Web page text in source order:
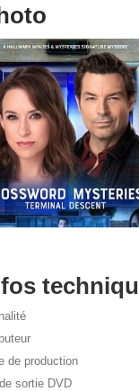
de production
sortie DVD